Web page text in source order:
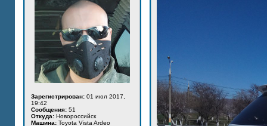
Зарегистрирован: 01 июл 2017,
19:42
Сообщения: 51
Откуда: Новороссийск
Машина: Toyota Vista Ardeo